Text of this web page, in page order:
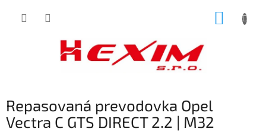
Repasovaná prevodovka Opel
Vectra C GTS DIRECT 2.2 | M32